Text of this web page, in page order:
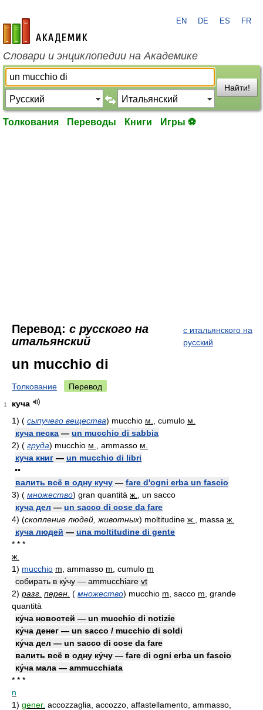
academic.ru
EN DE ES FR
Словари и энциклопедии на Академике
Найти!
Толкования Переводы Книги Игры ⚽
Перевод: с русского на
итальянский
с итальянского на
русский
un mucchio di
Толкование Перевод
1
куча
1) ( сыпучего вещества) mucchio м. , cumulo м.
куча песка — un mucchio di sabbia
2) ( груда) mucchio м. , ammasso м.
куча книг — un mucchio di libri
••
валить всё в одну кучу — fare d'ogni erba un fascio
3) ( множество) gran quantità ж.
, un sacco
куча дел — un sacco di cose da fare
4) (скопление людей, животных) moltitudine ж. , massa ж.
куча людей — una moltitudine di gente
* * *
ж.
1) mucchio m , ammasso m , cumulo m
собирать в ку́чу — ammucchiare vt
2) разг. перен. ( множество) mucchio m , sacco m , grande
quantità
ку́ча новостей — un mucchio di notizie
ку́ча денег — un sacco / mucchio di soldi
ку́ча дел — un sacco di cose da fare
валить всё в одну ку́чу — fare di ogni erba un fascio
ку́ча мала — ammucchiata
* * *
n
1) gener. accozzaglia, accozzo, affastellamento, ammasso,